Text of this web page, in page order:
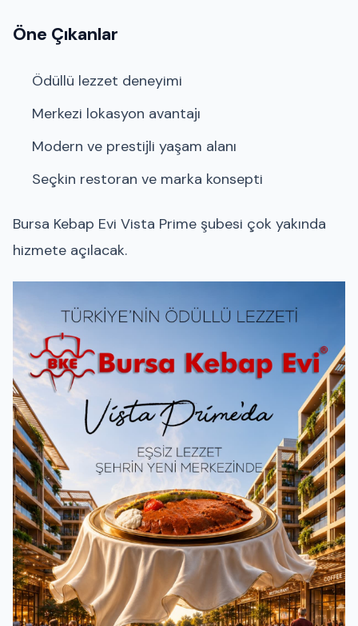
Öne Çıkanlar
Ödüllü lezzet deneyimi
Merkezi lokasyon avantajı
Modern ve prestijli yaşam alanı
Seçkin restoran ve marka konsepti
Bursa Kebap Evi Vista Prime şubesi çok yakında
hizmete açılacak.